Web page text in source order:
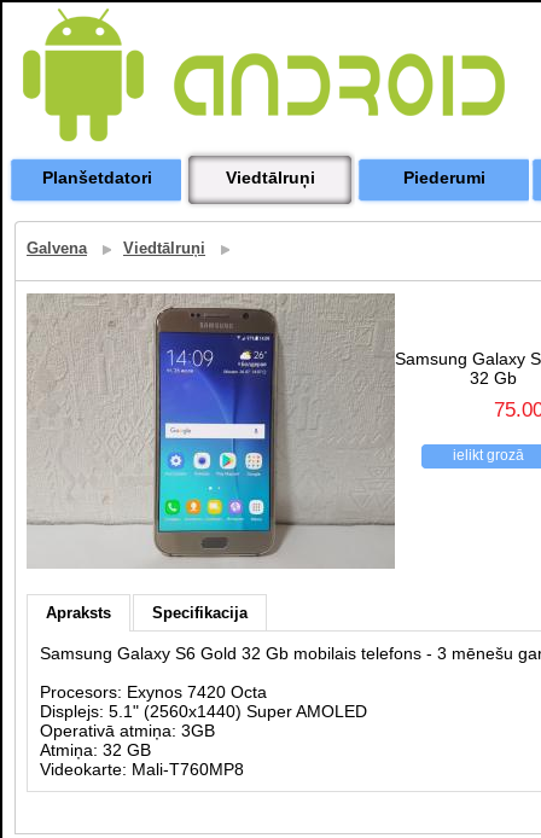
Planšetdatori Viedtālruņi Piederumi
Galvena Viedtālruņi
Samsung Galaxy
32 Gb
ielikt grozā
Apraksts Specifikacija
Samsung Galaxy S6 Gold 32 Gb mobilais telefons - 3 mēnešu
Procesors: Exynos 7420 Octa
Displejs: 5.1" (2560x1440) Super AMOLED
Operativā atmiņa: 3GB
Atmiņa: 32 GB
Videokarte: Mali-T760MP8